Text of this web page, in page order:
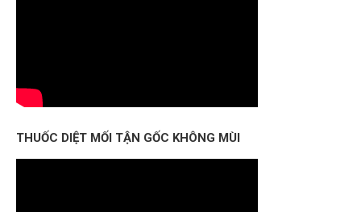
THUỐC DIỆT MỐI TẬN GỐC KHÔNG MÙI